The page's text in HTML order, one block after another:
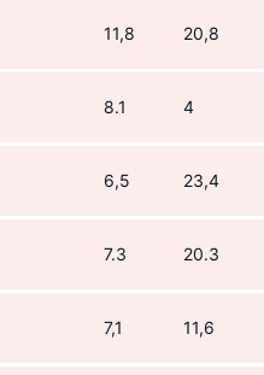
11,8 20,8
8.1 4
6,5 23,4
7.3 20.3
7,1 11,6